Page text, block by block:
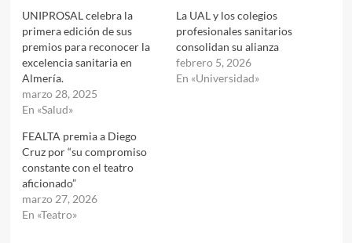
UNIPROSAL celebra la
primera edición de sus
premios para reconocer la
excelencia sanitaria en
Almería.
marzo 28, 2025
En «Salud»
La UAL y los colegios
profesionales sanitarios
consolidan su alianza
febrero 5, 2026
En «Universidad»
FEALTA premia a Diego
Cruz por “su compromiso
constante con el teatro
aficionado”
marzo 27, 2026
En «Teatro»